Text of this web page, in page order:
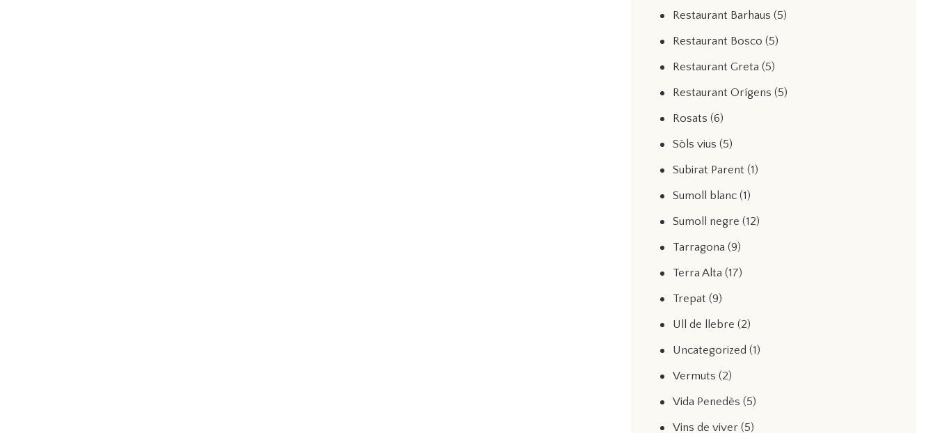
Restaurant Barhaus (5)
Restaurant Bosco (5)
Restaurant Greta (5)
Restaurant Orígens (5)
Rosats (6)
Sòls vius (5)
Subirat Parent (1)
Sumoll blanc (1)
Sumoll negre (12)
Tarragona (9)
Terra Alta (17)
Trepat (9)
Ull de llebre (2)
Uncategorized (1)
Vermuts (2)
Vida Penedès (5)
Vins de viver (5)